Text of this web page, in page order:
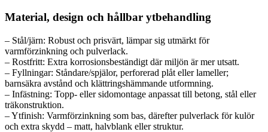
Material, design och hållbar ytbehandling
– Stål/järn: Robust och prisvärt, lämpar sig utmärkt för
varmförzinkning och pulverlack.
– Rostfritt: Extra korrosionsbeständigt där miljön är mer utsatt.
– Fyllningar: Ståndare/spjälor, perforerad plåt eller lameller;
barnsäkra avstånd och klättringshämmande utformning.
– Infästning: Topp- eller sidomontage anpassat till betong, stål eller
träkonstruktion.
– Ytfinish: Varmförzinkning som bas, därefter pulverlack för kulör
och extra skydd – matt, halvblank eller struktur.